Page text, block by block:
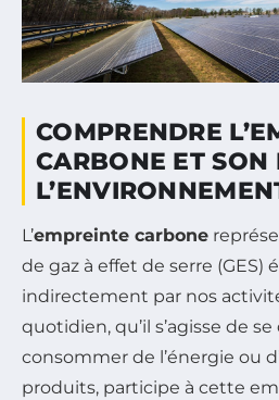
COMPRENDRE
CARBONE ET SON
L’empreinte carbone
de gaz à effet de serre
indirectement par nos
quotidien, qu’il s’agisse de
consommer de l’énergie ou
produits, participe à cette